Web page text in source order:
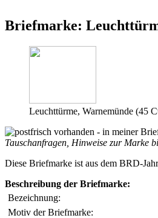
Briefmarke:
Leuchttürme, Warnemünde (45
Tauschanfragen, Hinweise zur Marke
Diese Briefmarke ist aus dem BRD-
Beschreibung der Briefmarke:
Bezeichnung:
Motiv der Briefmarke: